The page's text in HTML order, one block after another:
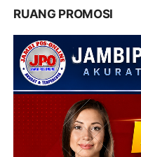
RUANG PROMOSI